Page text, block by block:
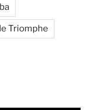
Triomphe